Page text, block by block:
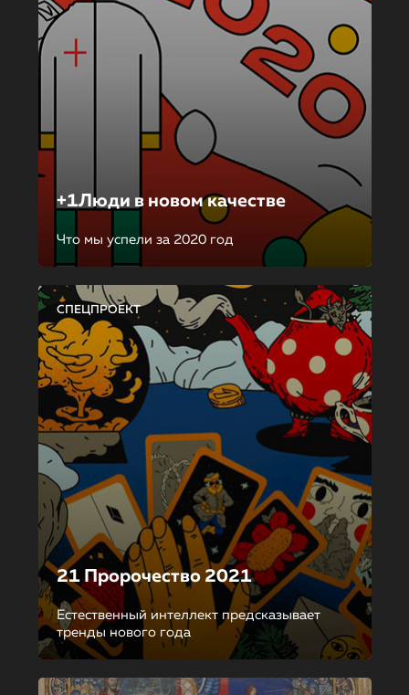
+1Люди в новом качестве
Что мы успели за 2020 год
СПЕЦПРОЕКТ
21 Пророчество 2021
Естественный интеллект предсказывает
тренды нового года